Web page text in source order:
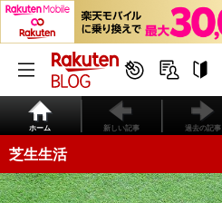
ホーム 新しい記事 過去の記事
芝生生活